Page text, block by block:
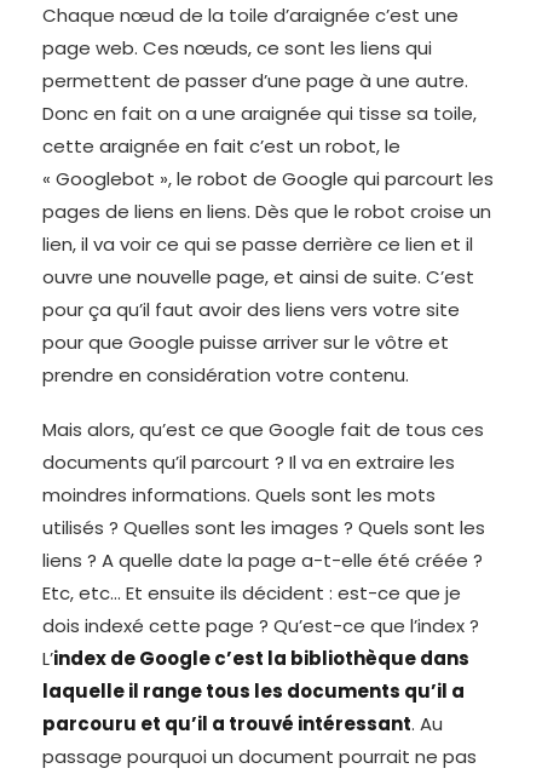
Chaque nœud de la toile d’araignée c’est une
page web. Ces nœuds, ce sont les liens qui
permettent de passer d’une page à une autre.
Donc en fait on a une araignée qui tisse sa toile,
cette araignée en fait c’est un robot, le
« Googlebot », le robot de Google qui parcourt les
pages de liens en liens. Dès que le robot croise un
lien, il va voir ce qui se passe derrière ce lien et il
ouvre une nouvelle page, et ainsi de suite. C’est
pour ça qu’il faut avoir des liens vers votre site
pour que Google puisse arriver sur le vôtre et
prendre en considération votre contenu.
Mais alors, qu’est ce que Google fait de tous ces
documents qu’il parcourt ? Il va en extraire les
moindres informations. Quels sont les mots
utilisés ? Quelles sont les images ? Quels sont les
liens ? A quelle date la page a-t-elle été créée ?
Etc, etc… Et ensuite ils décident : est-ce que je
dois indexé cette page ? Qu’est-ce que l’index ?
L’index de Google c’est la bibliothèque dans
laquelle il range tous les documents qu’il a
parcouru et qu’il a trouvé intéressant. Au
passage pourquoi un document pourrait ne pas